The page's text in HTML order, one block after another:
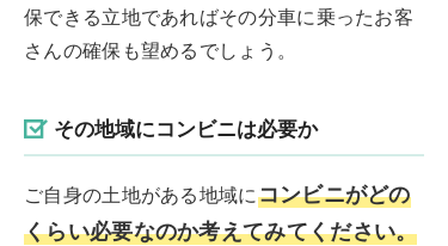
保できる立地であればその分車に乗ったお客
さんの確保も望めるでしょう。
その地域にコンビニは必要か
ご自身の土地がある地域にコンビニがどの
くらい必要なのか考えてみてください。